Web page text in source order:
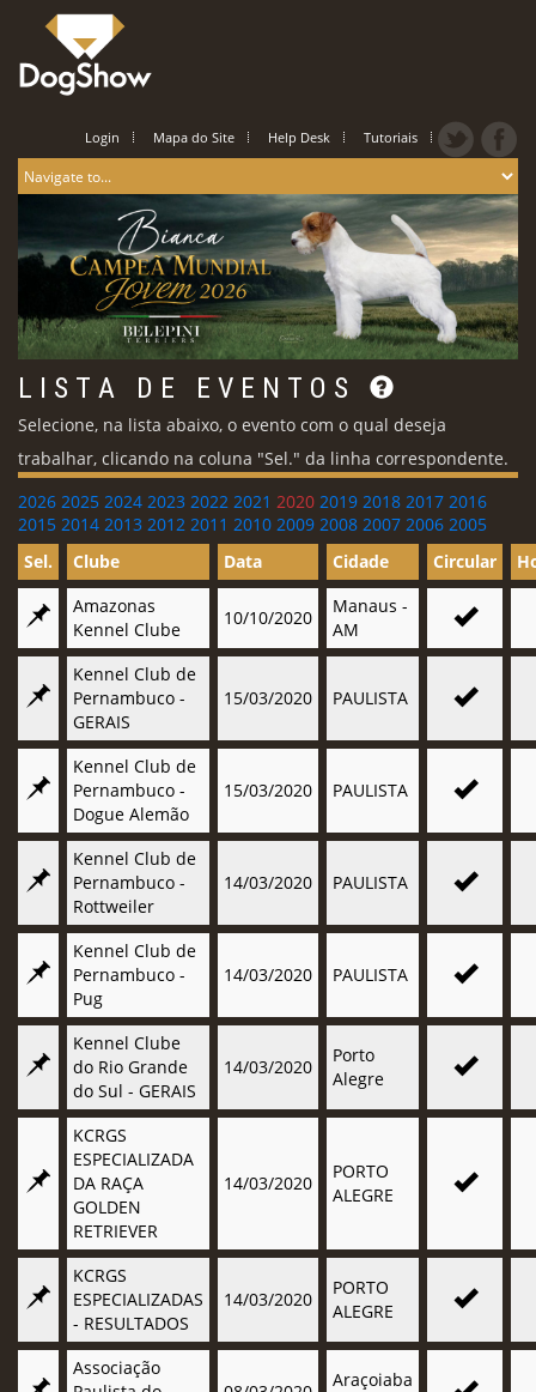
Login Mapa do Site Help Desk Tutoriais
L I S T A D E E V E N T O S
Selecione, na lista abaixo, o evento com o qual deseja
trabalhar, clicando na coluna "Sel." da linha correspondente.
2026 2025 2024 2023 2022 2021 2020 2019 2018 2017 2016
2015 2014 2013 2012 2011 2010 2009 2008 2007 2006 2005
Sel.
Clube Data Cidade Circular
Amazonas
Kennel Clube
10/10/2020
Manaus -
AM
Kennel Club de
Pernambuco -
GERAIS
15/03/2020 PAULISTA
Kennel Club de
Pernambuco -
Dogue Alemão
15/03/2020 PAULISTA
Kennel Club de
Pernambuco -
Rottweiler
14/03/2020 PAULISTA
Kennel Club de
Pernambuco -
Pug
14/03/2020 PAULISTA
Kennel Clube
do Rio Grande
do Sul - GERAIS
14/03/2020
Porto
Alegre
KCRGS
ESPECIALIZADA
DA RAÇA
GOLDEN
RETRIEVER
14/03/2020
PORTO
ALEGRE
KCRGS
ESPECIALIZADAS
- RESULTADOS
14/03/2020
PORTO
ALEGRE
Associação
Araçoiaba